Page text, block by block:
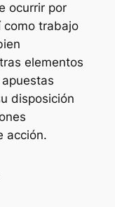
ocurrir por
como trabajo
elementos
disposición
acción.